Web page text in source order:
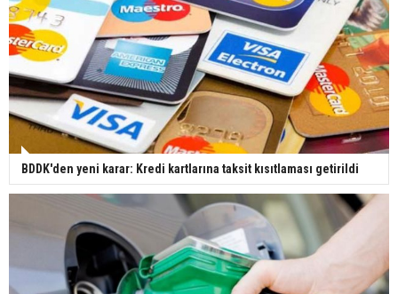
BDDK'den yeni karar: Kredi kartlarına taksit kısıtlaması getirildi